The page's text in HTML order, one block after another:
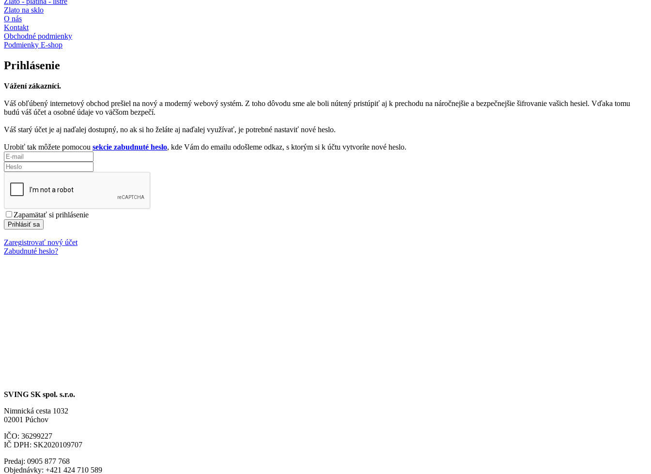
Zlato na sklo
O nás
Kontakt
Obchodné podmienky
Podmienky E-shop
Prihlásenie
Vážení zákazníci.
Váš obľúbený internetový obchod prešiel na nový a moderný webový systém. Z toho dôvodu sme ale boli nútený pristúpiť aj k prechodu na náročnejšie a bezpečnejšie šifrovanie vašich hesiel. Vďaka tomu
budú váš účet a osobné údaje vo väčšom bezpečí.
Váš starý účet je aj naďalej dostupný, no ak si ho želáte aj naďalej využívať, je potrebné nastaviť nové heslo.
Urobiť tak môžete pomocou sekcie zabudnuté heslo, kde Vám do emailu odošleme odkaz, s ktorým si k účtu vytvoríte nové heslo.
Zapamätať si prihlásenie
Prihlásiť sa
Zaregistrovať nový účet
Zabudnuté heslo?
SVING SK spol. s.r.o.
Nimnická cesta 1032
02001 Púchov
IČO: 36299227
IČ DPH: SK2020109707
Predaj: 0905 877 768
Objednávky: +421 424 710 589